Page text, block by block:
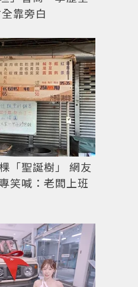
靠旁白
「聖誕樹」 網友
笑喊：老闆上班